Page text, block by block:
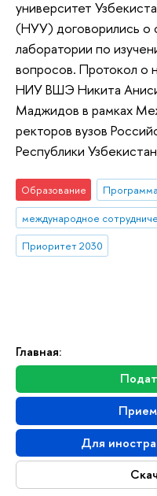
Главная:
Для
университет
(НУУ) договорились о
лаборатории по
вопросов. Протокол о
НИУ ВШЭ Никита
Маджидов в рамках
ректоров вузов
Республики
Образование
международное
Приоритет 2030